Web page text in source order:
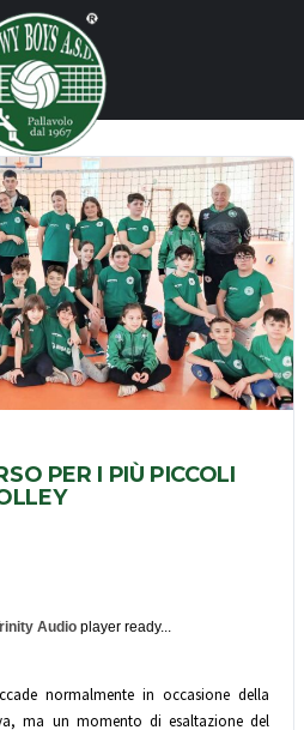
PER I PIÙ PICCOLI
Audioplayer ready...
normalmente in occasione della
ma un momento di esaltazione del